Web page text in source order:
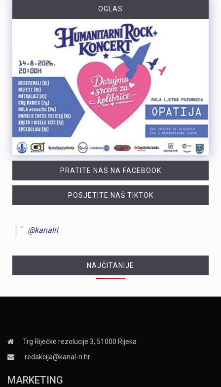
OGLAS
PRATITE NAS NA FACEBOOK
POSJETITE NAŠ TIKTOK
@kanalri
NAJČITANIJE
Trg Riječke rezolucije 3, 51000 Rijeka
redakcija@kanal-ri.hr
MARKETING